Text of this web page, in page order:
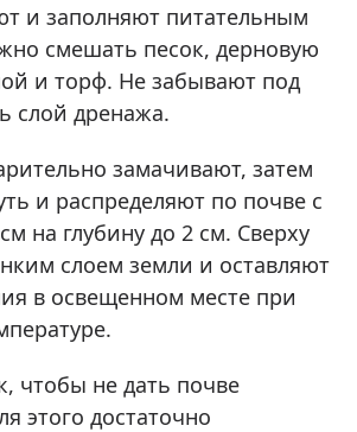
и заполняют питательным
смешать песок, дерновую
и торф. Не забывают под
слой дренажа.
замачивают, затем
и распределяют по почве с
на глубину до 2 см. Сверху
слоем земли и оставляют
в освещенном месте при
чтобы не дать почве
этого достаточно